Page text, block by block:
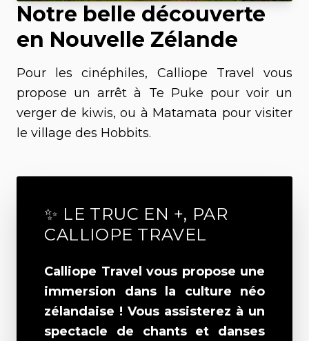
Notre belle découverte
en Nouvelle Zélande
Pour les cinéphiles, Calliope Travel vous
propose un arrêt à Te Puke pour voir un
verger de kiwis, ou à Matamata pour visiter
le village des Hobbits.
✨ LE TRUC EN +, PAR
CALLIOPE TRAVEL
Calliope Travel vous propose une
immersion dans la culture néo
zélandaise ! Vous assisterez à un
spectacle de chants et danses